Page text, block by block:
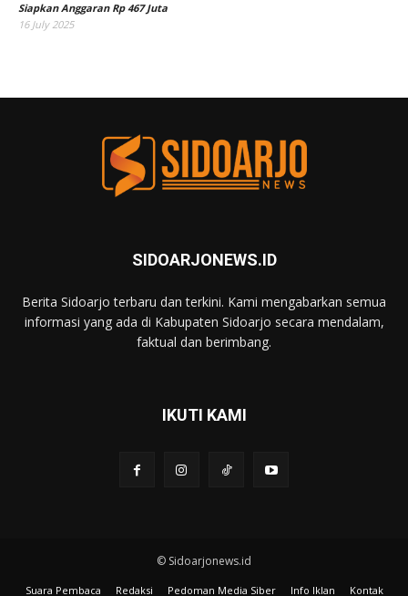
Siapkan Anggaran Rp 467 Juta
16 July 2025
SIDOARJONEWS.ID
Berita Sidoarjo terbaru dan terkini. Kami mengabarkan semua
informasi yang ada di Kabupaten Sidoarjo secara mendalam,
faktual dan berimbang.
IKUTI KAMI
© Sidoarjonews.id
Suara Pembaca Redaksi Pedoman Media Siber Info Iklan Kontak